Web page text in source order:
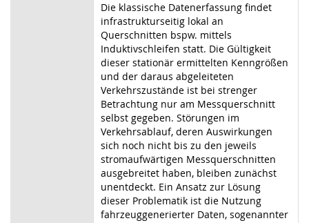
Die klassische Datenerfassung findet
infrastrukturseitig lokal an
Querschnitten bspw. mittels
Induktivschleifen statt. Die Gültigkeit
dieser stationär ermittelten Kenngrößen
und der daraus abgeleiteten
Verkehrszustände ist bei strenger
Betrachtung nur am Messquerschnitt
selbst gegeben. Störungen im
Verkehrsablauf, deren Auswirkungen
sich noch nicht bis zu den jeweils
stromaufwärtigen Messquerschnitten
ausgebreitet haben, bleiben zunächst
unentdeckt. Ein Ansatz zur Lösung
dieser Problematik ist die Nutzung
fahrzeuggenerierter Daten, sogenannter